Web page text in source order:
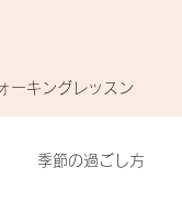
ーキングレッスン
季節の過ごし方